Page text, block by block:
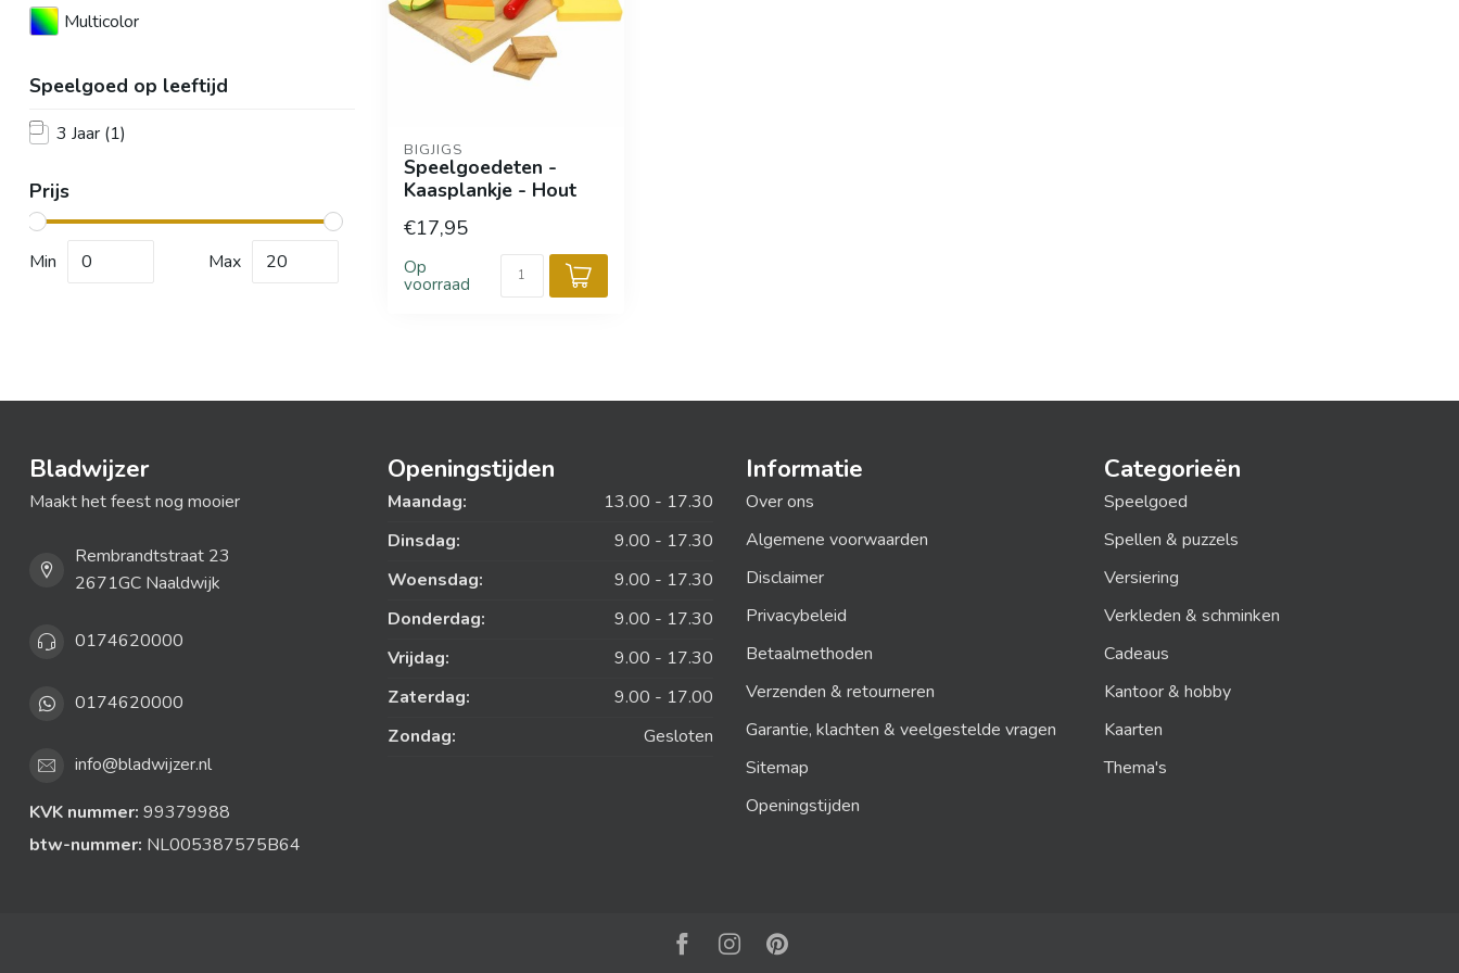
Multicolor
Speelgoed op leeftijd
3 Jaar (1)
Prijs
Min Max
BIGJIGS
Speelgoedeten -
Kaasplankje - Hout
€17,95
Op
voorraad
Bladwijzer
Maakt het feest nog mooier
Rembrandtstraat 23
2671GC Naaldwijk
0174620000
0174620000
info@bladwijzer.nl
KVK nummer: 99379988
btw-nummer: NL005387575B64
Openingstijden
Maandag:
13.00 - 17.30
Dinsdag:
9.00 - 17.30
Woensdag:
9.00 - 17.30
Donderdag:
9.00 - 17.30
Vrijdag:
9.00 - 17.30
Zaterdag:
9.00 - 17.00
Zondag:
Gesloten
Informatie
Over ons
Algemene voorwaarden
Disclaimer
Privacybeleid
Betaalmethoden
Verzenden & retourneren
Garantie, klachten & veelgestelde vragen
Sitemap
Openingstijden
Categorieën
Speelgoed
Spellen & puzzels
Versiering
Verkleden & schminken
Cadeaus
Kantoor & hobby
Kaarten
Thema's